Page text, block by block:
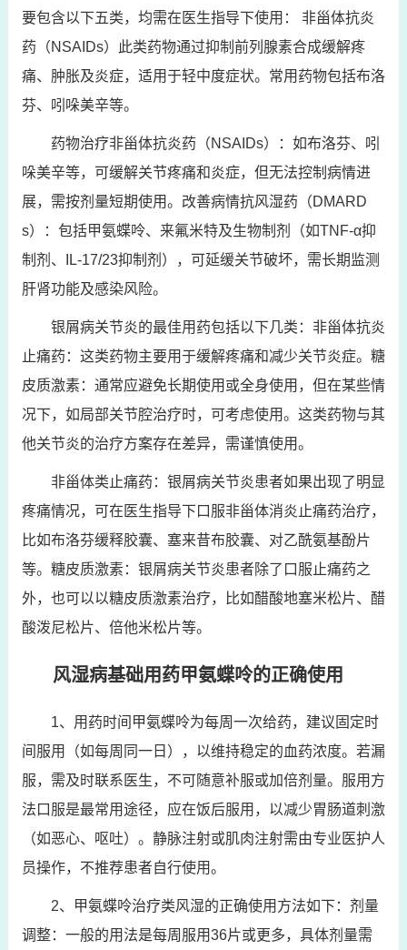
要包含以下五类，均需在医生指导下使用： 非甾体抗炎
药（NSAIDs）此类药物通过抑制前列腺素合成缓解疼
痛、肿胀及炎症，适用于轻中度症状。常用药物包括布洛
芬、吲哚美辛等。
药物治疗非甾体抗炎药（NSAIDs）：如布洛芬、吲
哚美辛等，可缓解关节疼痛和炎症，但无法控制病情进
展，需按剂量短期使用。改善病情抗风湿药（DMARD
s）：包括甲氨蝶呤、来氟米特及生物制剂（如TNF-α抑
制剂、IL-17/23抑制剂），可延缓关节破坏，需长期监测
肝肾功能及感染风险。
银屑病关节炎的最佳用药包括以下几类：非甾体抗炎
止痛药：这类药物主要用于缓解疼痛和减少关节炎症。糖
皮质激素：通常应避免长期使用或全身使用，但在某些情
况下，如局部关节腔治疗时，可考虑使用。这类药物与其
他关节炎的治疗方案存在差异，需谨慎使用。
非甾体类止痛药：银屑病关节炎患者如果出现了明显
疼痛情况，可在医生指导下口服非甾体消炎止痛药治疗，
比如布洛芬缓释胶囊、塞来昔布胶囊、对乙酰氨基酚片
等。糖皮质激素：银屑病关节炎患者除了口服止痛药之
外，也可以以糖皮质激素治疗，比如醋酸地塞米松片、醋
酸泼尼松片、倍他米松片等。
风湿病基础用药甲氨蝶呤的正确使用
1、用药时间甲氨蝶呤为每周一次给药，建议固定时
间服用（如每周同一日），以维持稳定的血药浓度。若漏
服，需及时联系医生，不可随意补服或加倍剂量。服用方
法口服是最常用途径，应在饭后服用，以减少胃肠道刺激
（如恶心、呕吐）。静脉注射或肌肉注射需由专业医护人
员操作，不推荐患者自行使用。
2、甲氨蝶呤治疗类风湿的正确使用方法如下：剂量
调整：一般的用法是每周服用36片或更多，具体剂量需